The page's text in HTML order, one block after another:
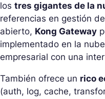
los tres gigantes de la
referencias en gestión
abierto, Kong Gateway
implementado en la
empresarial con una
También ofrece un rico
(auth, log, cache,